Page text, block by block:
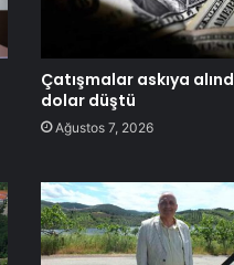
Çatışmalar askıya
dolar düştü
Ağustos 7, 2026